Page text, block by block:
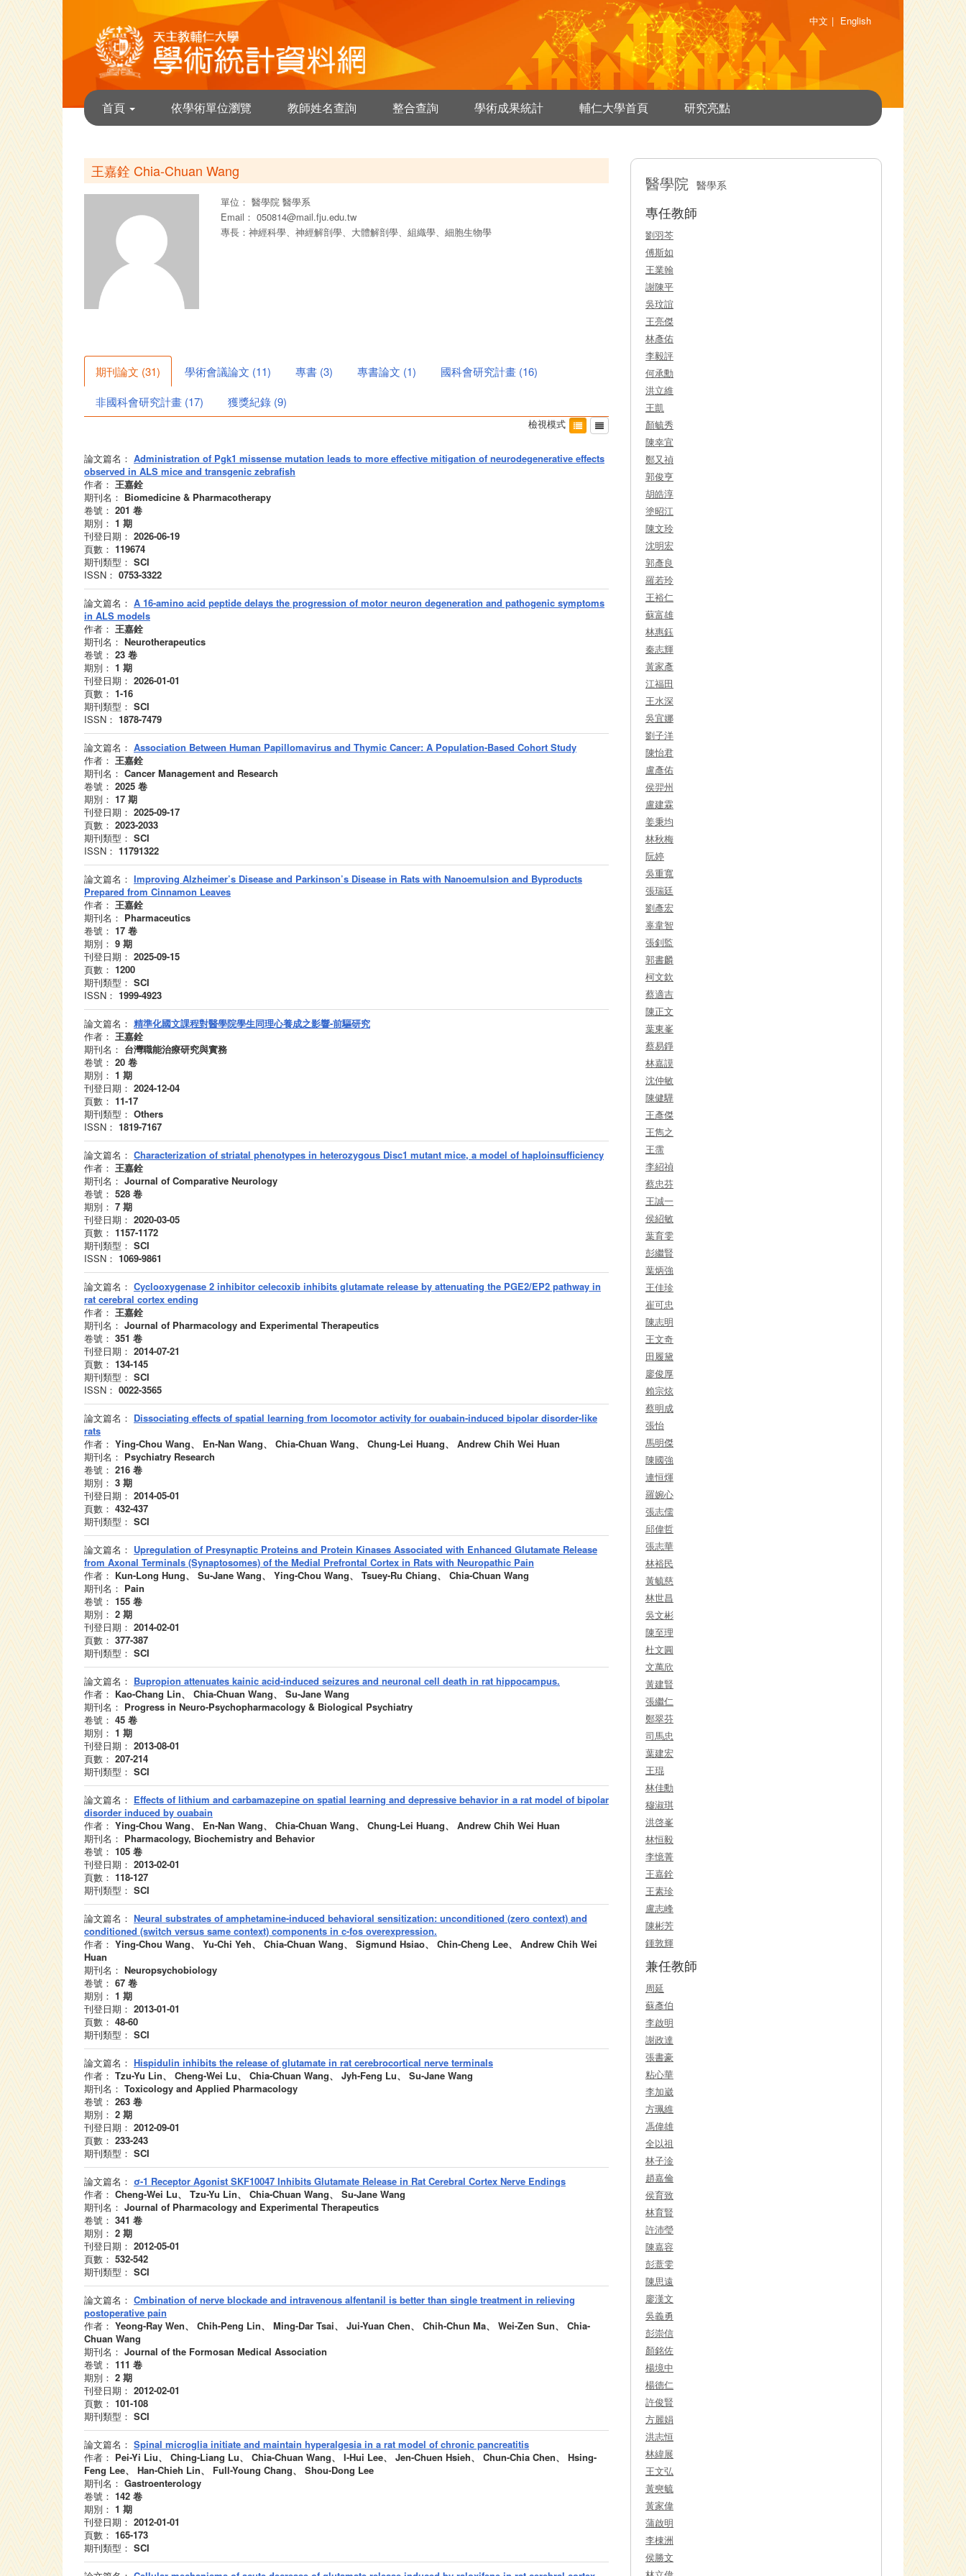
中文 | English
首頁 依學術單位瀏覽 教師姓名查詢 整合查詢 學術成果統計 輔仁大學首頁 研究亮點
王嘉銓 Chia-Chuan Wang
單位： 醫學院 醫學系
Email： 050814@mail.fju.edu.tw
專長：神經科學、神經解剖學、大體解剖學、組織學、細胞生物學
期刊論文 (31) 學術會議論文 (11) 專書 (3) 專書論文 (1) 國科會研究計畫 (16)
非國科會研究計畫 (17) 獲獎紀錄 (9)
檢視模式
論文篇名： Administration of Pgk1 missense mutation leads to more effective mitigation of neurodegenerative effects
observed in ALS mice and transgenic zebrafish
作者： 王嘉銓
期刊名： Biomedicine & Pharmacotherapy
卷號： 201 卷
期別： 1 期
刊登日期： 2026-06-19
頁數： 119674
期刊類型： SCI
ISSN： 0753-3322
論文篇名： A 16-amino acid peptide delays the progression of motor neuron degeneration and pathogenic symptoms
in ALS models
作者： 王嘉銓
期刊名： Neurotherapeutics
卷號： 23 卷
期別： 1 期
刊登日期： 2026-01-01
頁數： 1-16
期刊類型： SCI
ISSN： 1878-7479
論文篇名： Association Between Human Papillomavirus and Thymic Cancer: A Population-Based Cohort Study
作者： 王嘉銓
期刊名： Cancer Management and Research
卷號： 2025 卷
期別： 17 期
刊登日期： 2025-09-17
頁數： 2023-2033
期刊類型： SCI
ISSN： 11791322
論文篇名： Improving Alzheimer’s Disease and Parkinson’s Disease in Rats with Nanoemulsion and Byproducts
Prepared from Cinnamon Leaves
作者： 王嘉銓
期刊名： Pharmaceutics
卷號： 17 卷
期別： 9 期
刊登日期： 2025-09-15
頁數： 1200
期刊類型： SCI
ISSN： 1999-4923
論文篇名： 精準化國文課程對醫學院學生同理心養成之影響-前驅研究
作者： 王嘉銓
期刊名： 台灣職能治療研究與實務
卷號： 20 卷
期別： 1 期
刊登日期： 2024-12-04
頁數： 11-17
期刊類型： Others
ISSN： 1819-7167
論文篇名： Characterization of striatal phenotypes in heterozygous Disc1 mutant mice, a model of haploinsufficiency
作者： 王嘉銓
期刊名： Journal of Comparative Neurology
卷號： 528 卷
期別： 7 期
刊登日期： 2020-03-05
頁數： 1157-1172
期刊類型： SCI
ISSN： 1069-9861
論文篇名： Cyclooxygenase 2 inhibitor celecoxib inhibits glutamate release by attenuating the PGE2/EP2 pathway in
rat cerebral cortex ending
作者： 王嘉銓
期刊名： Journal of Pharmacology and Experimental Therapeutics
卷號： 351 卷
刊登日期： 2014-07-21
頁數： 134-145
期刊類型： SCI
ISSN： 0022-3565
論文篇名： Dissociating effects of spatial learning from locomotor activity for ouabain-induced bipolar disorder-like
rats
作者： Ying-Chou Wang、 En-Nan Wang、 Chia-Chuan Wang、 Chung-Lei Huang、 Andrew Chih Wei Huan
期刊名： Psychiatry Research
卷號： 216 卷
期別： 3 期
刊登日期： 2014-05-01
頁數： 432-437
期刊類型： SCI
論文篇名： Upregulation of Presynaptic Proteins and Protein Kinases Associated with Enhanced Glutamate Release
from Axonal Terminals (Synaptosomes) of the Medial Prefrontal Cortex in Rats with Neuropathic Pain
作者： Kun-Long Hung、 Su-Jane Wang、 Ying-Chou Wang、 Tsuey-Ru Chiang、 Chia-Chuan Wang
期刊名： Pain
卷號： 155 卷
期別： 2 期
刊登日期： 2014-02-01
頁數： 377-387
期刊類型： SCI
論文篇名： Bupropion attenuates kainic acid-induced seizures and neuronal cell death in rat hippocampus.
作者： Kao-Chang Lin、 Chia-Chuan Wang、 Su-Jane Wang
期刊名： Progress in Neuro-Psychopharmacology & Biological Psychiatry
卷號： 45 卷
期別： 1 期
刊登日期： 2013-08-01
頁數： 207-214
期刊類型： SCI
論文篇名： Effects of lithium and carbamazepine on spatial learning and depressive behavior in a rat model of bipolar
disorder induced by ouabain
作者： Ying-Chou Wang、 En-Nan Wang、 Chia-Chuan Wang、 Chung-Lei Huang、 Andrew Chih Wei Huan
期刊名： Pharmacology, Biochemistry and Behavior
卷號： 105 卷
刊登日期： 2013-02-01
頁數： 118-127
期刊類型： SCI
論文篇名： Neural substrates of amphetamine-induced behavioral sensitization: unconditioned (zero context) and
conditioned (switch versus same context) components in c-fos overexpression.
作者： Ying-Chou Wang、 Yu-Chi Yeh、 Chia-Chuan Wang、 Sigmund Hsiao、 Chin-Cheng Lee、 Andrew Chih Wei
Huan
期刊名： Neuropsychobiology
卷號： 67 卷
期別： 1 期
刊登日期： 2013-01-01
頁數： 48-60
期刊類型： SCI
論文篇名： Hispidulin inhibits the release of glutamate in rat cerebrocortical nerve terminals
作者： Tzu-Yu Lin、 Cheng-Wei Lu、 Chia-Chuan Wang、 Jyh-Feng Lu、 Su-Jane Wang
期刊名： Toxicology and Applied Pharmacology
卷號： 263 卷
期別： 2 期
刊登日期： 2012-09-01
頁數： 233-243
期刊類型： SCI
論文篇名： σ-1 Receptor Agonist SKF10047 Inhibits Glutamate Release in Rat Cerebral Cortex Nerve Endings
作者： Cheng-Wei Lu、 Tzu-Yu Lin、 Chia-Chuan Wang、 Su-Jane Wang
期刊名： Journal of Pharmacology and Experimental Therapeutics
卷號： 341 卷
期別： 2 期
刊登日期： 2012-05-01
頁數： 532-542
期刊類型： SCI
論文篇名： Cmbination of nerve blockade and intravenous alfentanil is better than single treatment in relieving
postoperative pain
作者： Yeong-Ray Wen、 Chih-Peng Lin、 Ming-Dar Tsai、 Jui-Yuan Chen、 Chih-Chun Ma、 Wei-Zen Sun、 Chia-
Chuan Wang
期刊名： Journal of the Formosan Medical Association
卷號： 111 卷
期別： 2 期
刊登日期： 2012-02-01
頁數： 101-108
期刊類型： SCI
論文篇名： Spinal microglia initiate and maintain hyperalgesia in a rat model of chronic pancreatitis
作者： Pei-Yi Liu、 Ching-Liang Lu、 Chia-Chuan Wang、 I-Hui Lee、 Jen-Chuen Hsieh、 Chun-Chia Chen、 Hsing-
Feng Lee、 Han-Chieh Lin、 Full-Young Chang、 Shou-Dong Lee
期刊名： Gastroenterology
卷號： 142 卷
期別： 1 期
刊登日期： 2012-01-01
頁數： 165-173
期刊類型： SCI
醫學院 醫學系
專任教師
劉羽芩
傅斯如
王業翰
謝陳平
吳玟誼
王亮傑
林彥佑
李毅評
何承勳
洪立維
王凱
顏毓秀
陳幸宜
鄭又禎
郭俊亨
胡皓淳
塗昭江
陳文玲
沈明宏
郭彥良
羅若玲
王裕仁
蘇富雄
林惠鈺
秦志輝
黃家彥
江福田
王水深
吳宜娜
劉子洋
陳怡君
盧彥佑
侯羿州
盧建霖
姜秉均
林秋梅
阮婷
吳重寬
張瑞廷
劉彥宏
辜韋智
張釗監
郭書麟
柯文欽
蔡適吉
陳正文
葉東峯
蔡易錚
林嘉謨
沈仲敏
陳健驊
王彥傑
王雋之
王霈
李紹禎
蔡忠芬
王誠一
侯紹敏
葉育雯
彭繼賢
葉炳強
王佳珍
崔可忠
陳志明
王文奇
田履黛
廖俊厚
賴宗炫
蔡明成
張怡
馬明傑
陳國強
連恒煇
羅婉心
張志儒
邱偉哲
張志華
林裕民
黃毓慈
林世昌
吳文彬
陳至理
杜文圓
文萬欣
黃建賢
張繼仁
鄭翠芬
司馬忠
葉建宏
王琨
林佳勳
穆淑琪
洪啓峯
林恒毅
李憶菁
王嘉銓
王素珍
盧志峰
陳彬芳
鍾敦輝
兼任教師
周延
蘇彥伯
李啟明
謝政達
張書豪
粘心華
李加崴
方珮維
馮偉雄
全以祖
林子淦
趙嘉倫
侯育致
林育賢
許沛瑩
陳嘉容
彭薏雯
陳思遠
廖漢文
吳義勇
彭崇信
顏銘佐
楊境中
楊德仁
許俊賢
方麗娟
洪志恒
林緯展
王文弘
黃奭毓
黃家偉
蒲啟明
李棟洲
侯勝文